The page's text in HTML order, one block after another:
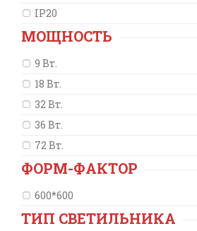
IP20
МОЩНОСТЬ
9 Вт.
18 Вт.
32 Вт.
36 Вт.
72 Вт.
ФОРМ-ФАКТОР
600*600
ТИП СВЕТИЛЬНИКА